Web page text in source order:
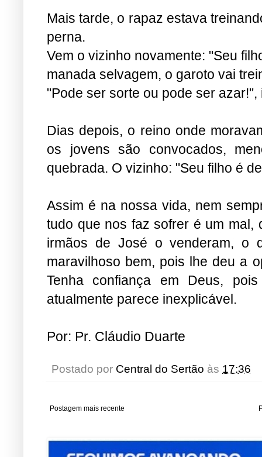
Mais tarde, o rapaz estava
perna.
Vem o vizinho novamente: "Seu
manada selvagem, o garoto vai
"Pode ser sorte ou pode ser azar!",
Dias depois, o reino onde
os jovens são convocados,
quebrada. O vizinho: "Seu filho é
Assim é na nossa vida, nem
tudo que nos faz sofrer é um mal,
irmãos de José o venderam, o
maravilhoso bem, pois lhe deu a
Tenha confiança em Deus,
atualmente parece inexplicável.
Por: Pr. Cláudio Duarte
Postado por Central do Sertão às 17:36
Postagem mais recente